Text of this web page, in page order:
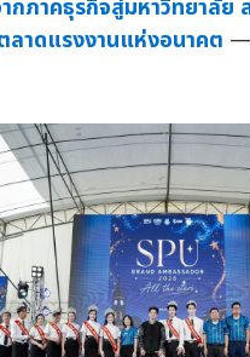
ากภาคธุรกิจสู่มหาวิทยาลั
ลาดแรงงานแห่งอนาคต —